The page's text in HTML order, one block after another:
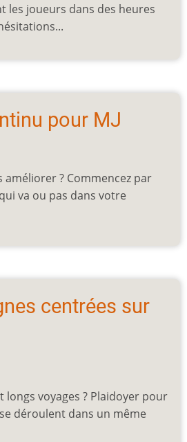
les joueurs dans des heures
pour MJ
améliorer ? Commencez par
va ou pas dans votre
centrées sur
longs voyages ? Plaidoyer pour
déroulent dans un même